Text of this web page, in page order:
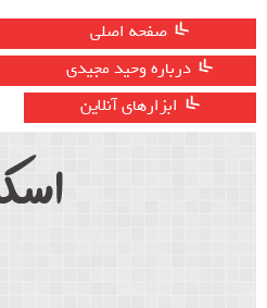
صفحه اصلی
درباره وحید مجیدی
ابزارهای آنلاین